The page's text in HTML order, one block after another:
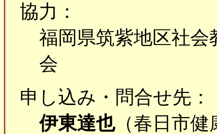
協力：
福岡県筑紫地区社
会
申し込み・問合せ先：
伊東達也（春日市健